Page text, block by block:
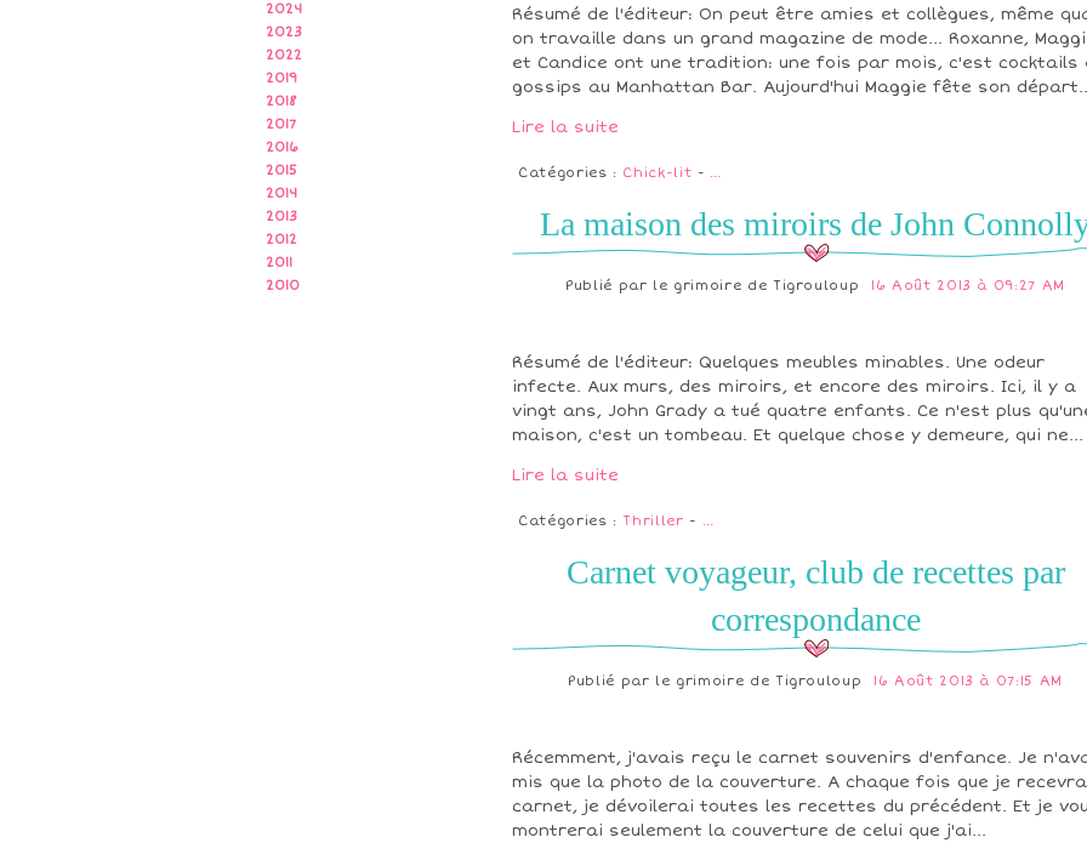
2024
2023
2022
2019
2018
2017
2016
2015
2014
2013
2012
2011
2010
Résumé de l'éditeur: On peut être amies et collègues, même
on travaille dans un grand magazine de mode... Roxanne,
et Candice ont une tradition: une fois par mois, c'est cocktails
gossips au Manhattan Bar. Aujourd'hui Maggie fête son
Lire la suite
Catégories : Chick-lit - …
La maison des miroirs de John
Publié par le grimoire de Tigrouloup 16 Août 2013 à 09:27 AM
Résumé de l'éditeur: Quelques meubles minables. Une odeur
infecte. Aux murs, des miroirs, et encore des miroirs. Ici, il y a
vingt ans, John Grady a tué quatre enfants. Ce n'est plus
maison, c'est un tombeau. Et quelque chose y demeure, qui ne...
Lire la suite
Catégories : Thriller - …
Carnet voyageur, club de recettes par
correspondance
Publié par le grimoire de Tigrouloup 16 Août 2013 à 07:15 AM
Récemment, j'avais reçu le carnet souvenirs d'enfance. Je
mis que la photo de la couverture. A chaque fois que je
carnet, je dévoilerai toutes les recettes du précédent. Et je
montrerai seulement la couverture de celui que j'ai...